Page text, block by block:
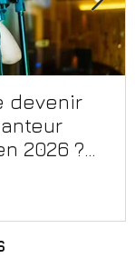
devenir
2026 ?